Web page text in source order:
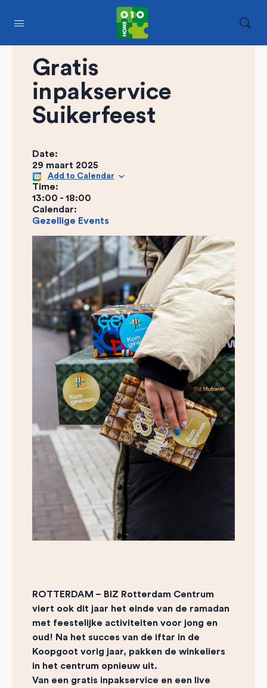
Gratis
inpakservice
Suikerfeest
Date:
29 maart 2025
Add to Calendar
Time:
13:00 - 18:00
Calendar:
Gezellige Events
ROTTERDAM – BIZ Rotterdam Centrum
viert ook dit jaar het einde van de ramadan
met feestelijke activiteiten voor jong en
oud! Na het succes van de iftar in de
Koopgoot vorig jaar, pakken de winkeliers
in het centrum opnieuw uit.
Van een gratis inpakservice en een live